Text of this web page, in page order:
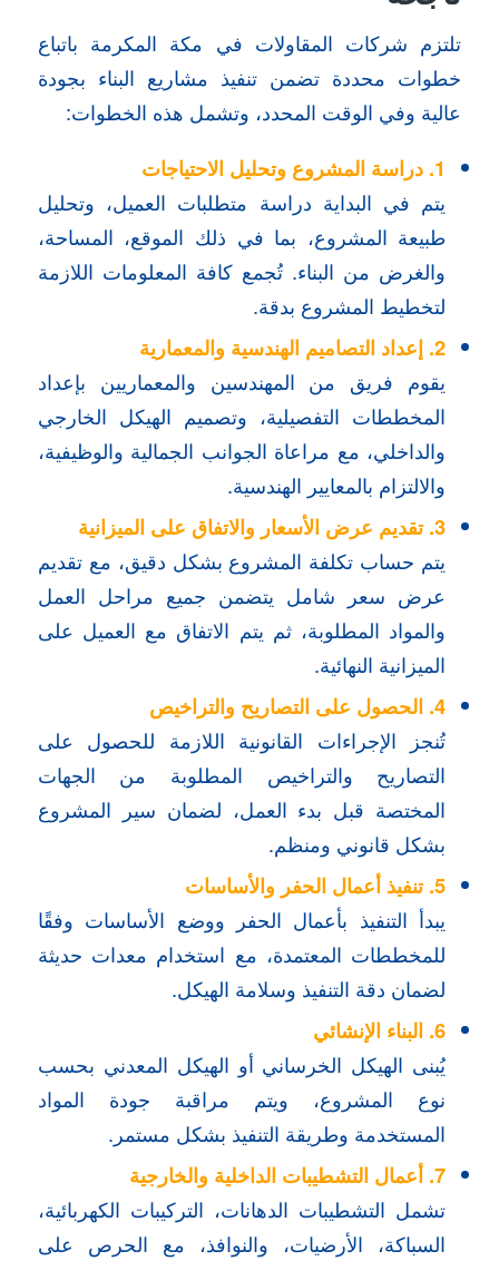
تلتزم شركات المقاولات في مكة المكرمة باتباع
خطوات محددة تضمن تنفيذ مشاريع البناء بجودة
عالية وفي الوقت المحدد، وتشمل هذه الخطوات:
1. دراسة المشروع وتحليل الاحتياجات
يتم في البداية دراسة متطلبات العميل، وتحليل
طبيعة المشروع، بما في ذلك الموقع، المساحة،
والغرض من البناء. تُجمع كافة المعلومات اللازمة
لتخطيط المشروع بدقة.
2. إعداد التصاميم الهندسية والمعمارية
يقوم فريق من المهندسين والمعماريين بإعداد
المخططات التفصيلية، وتصميم الهيكل الخارجي
والداخلي، مع مراعاة الجوانب الجمالية والوظيفية،
والالتزام بالمعايير الهندسية.
3. تقديم عرض الأسعار والاتفاق على الميزانية
يتم حساب تكلفة المشروع بشكل دقيق، مع تقديم
عرض سعر شامل يتضمن جميع مراحل العمل
والمواد المطلوبة، ثم يتم الاتفاق مع العميل على
الميزانية النهائية.
4. الحصول على التصاريح والتراخيص
تُنجز الإجراءات القانونية اللازمة للحصول على
التصاريح والتراخيص المطلوبة من الجهات
المختصة قبل بدء العمل، لضمان سير المشروع
بشكل قانوني ومنظم.
5. تنفيذ أعمال الحفر والأساسات
يبدأ التنفيذ بأعمال الحفر ووضع الأساسات وفقًا
للمخططات المعتمدة، مع استخدام معدات حديثة
لضمان دقة التنفيذ وسلامة الهيكل.
6. البناء الإنشائي
يُبنى الهيكل الخرساني أو الهيكل المعدني بحسب
نوع المشروع، ويتم مراقبة جودة المواد
المستخدمة وطريقة التنفيذ بشكل مستمر.
7. أعمال التشطيبات الداخلية والخارجية
تشمل التشطيبات الدهانات، التركيبات الكهربائية،
السباكة، الأرضيات، والنوافذ، مع الحرص على